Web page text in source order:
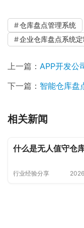
仓库盘点管理系统
企业仓库盘点系统定
上一篇： APP开发公
下一篇： 智能仓库盘
相关新闻
什么是无人值守仓
行业经验分享